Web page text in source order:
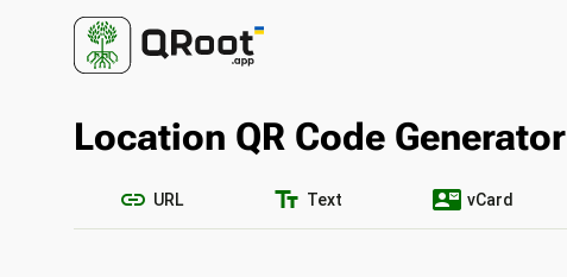
Location QR Code Generator
link URL text_fields Text contact_mail vCard